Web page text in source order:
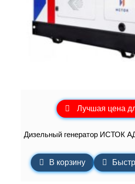
Лучшая цена
Дизельный генератор ИСТОК
В корзину